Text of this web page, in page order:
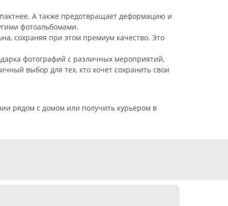
А также предотвращает деформацию и
фотоальбомами.
сохраняя при этом премиум качество. Это
фотографий с различных мероприятий,
выбор для тех, кто хочет сохранить свои
рядом с домом или получить курьером в